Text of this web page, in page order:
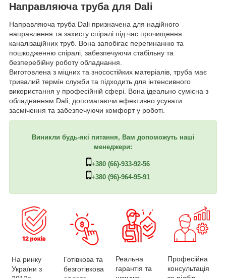
Направляюча труба для Dali
Направляюча труба Dali призначена для надійного
направлення та захисту спіралі під час прочищення
каналізаційних труб. Вона запобігає перегинанню та
пошкодженню спіралі, забезпечуючи стабільну та
безперебійну роботу обладнання.
Виготовлена з міцних та зносостійких матеріалів, труба має
тривалий термін служби та підходить для інтенсивного
використання у професійній сфері. Вона ідеально сумісна з
обладнанням Dali, допомагаючи ефективно усувати
засмічення та забезпечуючи комфорт у роботі.
Виникли будь-які питання, Вам допоможуть наші
менеджери:
+380 (66)-933-92-56
+380 (96)-964-95-91
На ринку
України з
Готівкова та
безготівкова
Реальна
гарантія та
Професійна
консультація